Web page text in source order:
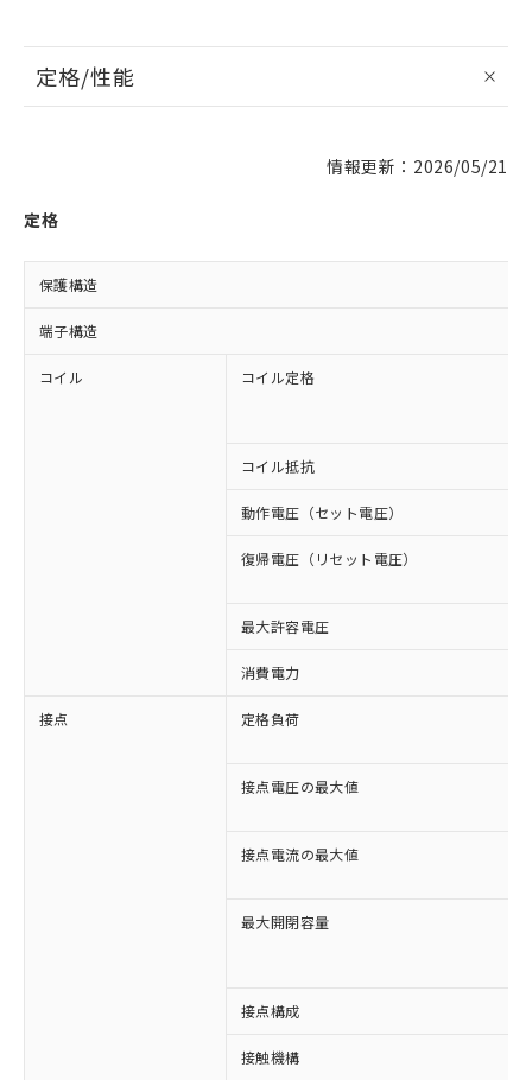
定格/性能
情報更新：2026/05/21
定格
保護構造
端子構造
コイル コイル定格
コイル抵抗
動作電圧（セット電圧）
復帰電圧（リセット電圧）
最大許容電圧
消費電力
接点 定格負荷
接点電圧の最大値
接点電流の最大値
最大開閉容量
接点構成
接触機構